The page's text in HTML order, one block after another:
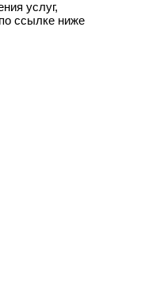
услуг,
ссылке ниже